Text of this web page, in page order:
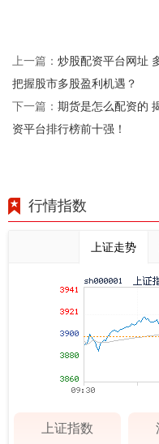
上一篇： 炒股配资平台网址
把握股市多股盈利机遇？
下一篇： 期货是怎么配资的
资平台排行榜前十强！
行情指数
上证走势
上证指数